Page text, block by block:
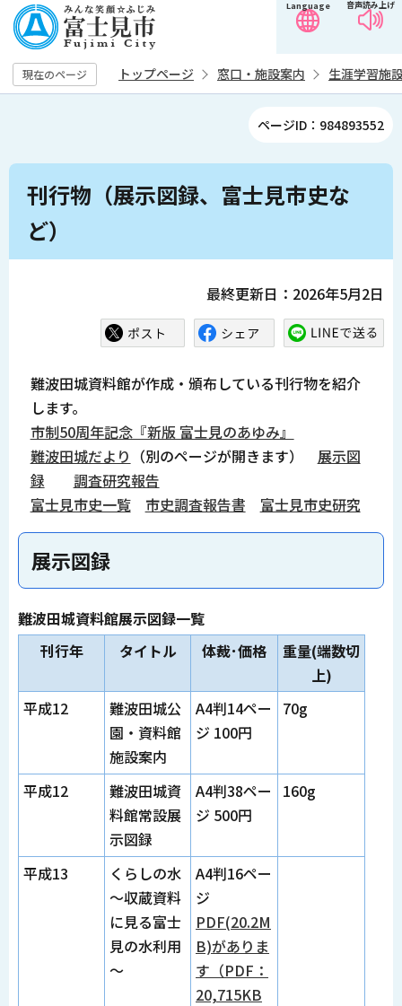
の
ペ
ー
音声読み上げ
Language
現在のページ トップページ 窓口・施設案内 生涯学習施
ページID：984893552
本
か
刊行物（展示図録、富士見市史な
ど）
最終更新日：2026年5月2日
難波田城資料館が作成・頒布している刊行物を紹介
します。
市制50周年記念『新版 富士見のあゆみ』
難波田城だより （別のページが開きます） 展示図
録
調査研究報告
富士見市史一覧
市史調査報告書 富士見市史研究
展示図録
難波田城資料館展示図録一覧
刊行年
タイトル 体裁･価格
重量(端数切
上)
平成12
難波田城公
園・資料館
施設案内
A4判14ペー
ジ 100円
70g
平成12
難波田城資
料館常設展
示図録
A4判38ペー
ジ 500円
160g
平成13
くらしの水
～収蔵資料
に見る富士
見の水利用
～
A4判16ペー
ジ
PDF(20.2M
B)がありま
す（PDF：
20,715KB